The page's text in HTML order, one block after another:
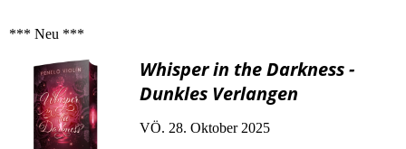
*** Neu ***
Whisper in the Darkness -
Dunkles Verlangen
VÖ. 28. Oktober 2025